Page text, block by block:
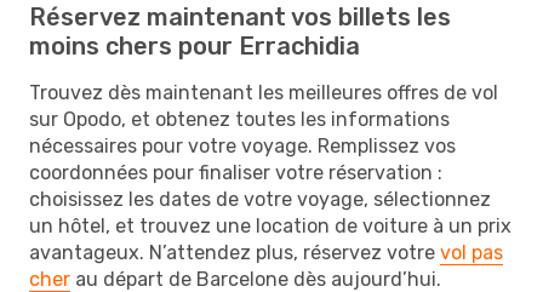
Réservez maintenant vos billets les
moins chers pour Errachidia
Trouvez dès maintenant les meilleures offres de vol
sur Opodo, et obtenez toutes les informations
nécessaires pour votre voyage. Remplissez vos
coordonnées pour finaliser votre réservation :
choisissez les dates de votre voyage, sélectionnez
un hôtel, et trouvez une location de voiture à un prix
avantageux. N’attendez plus, réservez votre vol pas
cher au départ de Barcelone dès aujourd’hui.